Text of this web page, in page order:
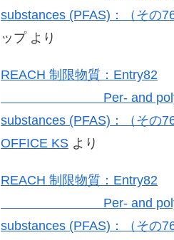
substances (PFAS)：（その76
ップより
REACH 制限物質：Entry82
Per- and
substances (PFAS)：（その76
OFFICE KS より
REACH 制限物質：Entry82
Per- and
substances (PFAS)：（その76